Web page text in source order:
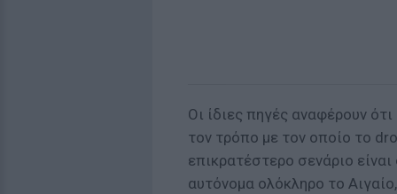
Οι ίδιες πηγές αναφέρουν
τον τρόπο με τον οποίο το
επικρατέστερο σενάριο
αυτόνομα ολόκληρο το